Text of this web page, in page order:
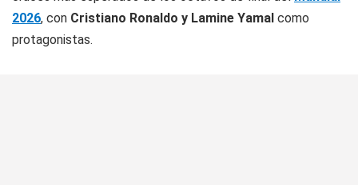
2026, con Cristiano Ronaldo y Lamine Yamal como
protagonistas.